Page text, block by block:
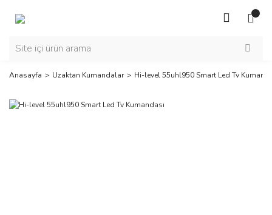
Anasayfa Uzaktan Kumandalar Hi-level 55uhl950 Smart Led Tv